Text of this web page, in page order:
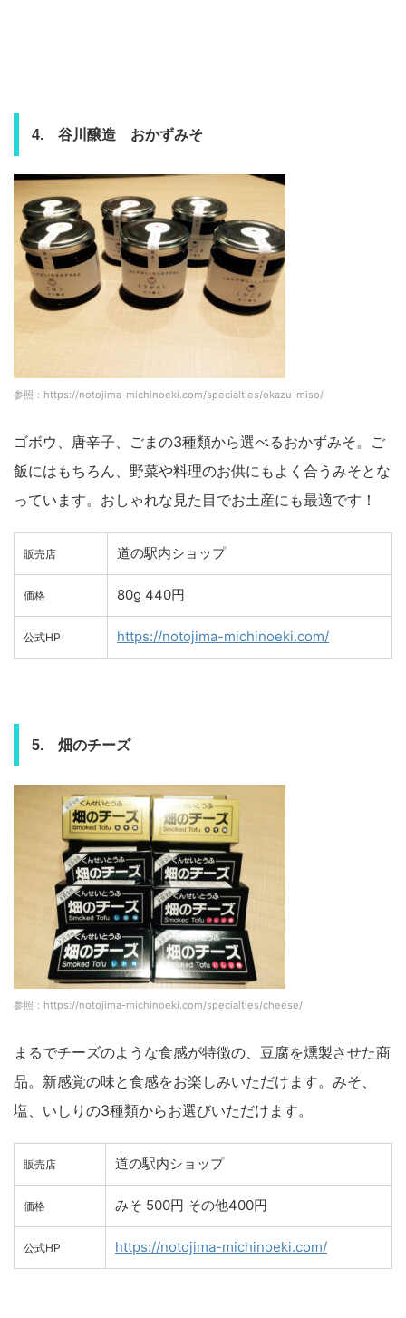
4. 谷川醸造 おかずみそ
参照：https://notojima-michinoeki.com/specialties/okazu-miso/
ゴボウ、唐辛子、ごまの3種類から選べるおかずみそ。ご
飯にはもちろん、野菜や料理のお供にもよく合うみそとな
っています。おしゃれな見た目でお土産にも最適です！
販売店 道の駅内ショップ
価格 80g 440円
公式HP https://notojima-michinoeki.com/
5. 畑のチーズ
参照：https://notojima-michinoeki.com/specialties/cheese/
まるでチーズのような食感が特徴の、豆腐を燻製させた商
品。新感覚の味と食感をお楽しみいただけます。みそ、
塩、いしりの3種類からお選びいただけます。
販売店 道の駅内ショップ
価格 みそ 500円 その他400円
公式HP https://notojima-michinoeki.com/